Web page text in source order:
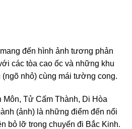
đến hình ảnh tương phản
các tòa cao ốc và những khu
nhỏ) cùng mái tường cong.
Tử Cấm Thành, Di Hòa
(ảnh) là những điểm đến nổi
bỏ lỡ trong chuyến đi Bắc Kinh.